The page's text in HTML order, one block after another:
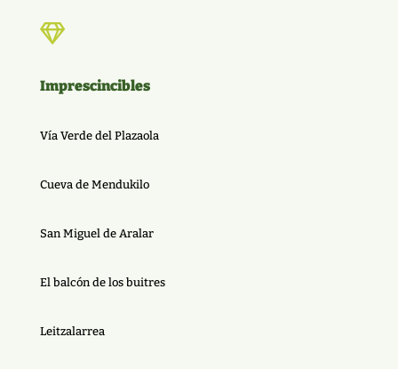

Imprescincibles
Vía Verde del Plazaola
Cueva de Mendukilo
San Miguel de Aralar
El balcón de los buitres
Leitzalarrea